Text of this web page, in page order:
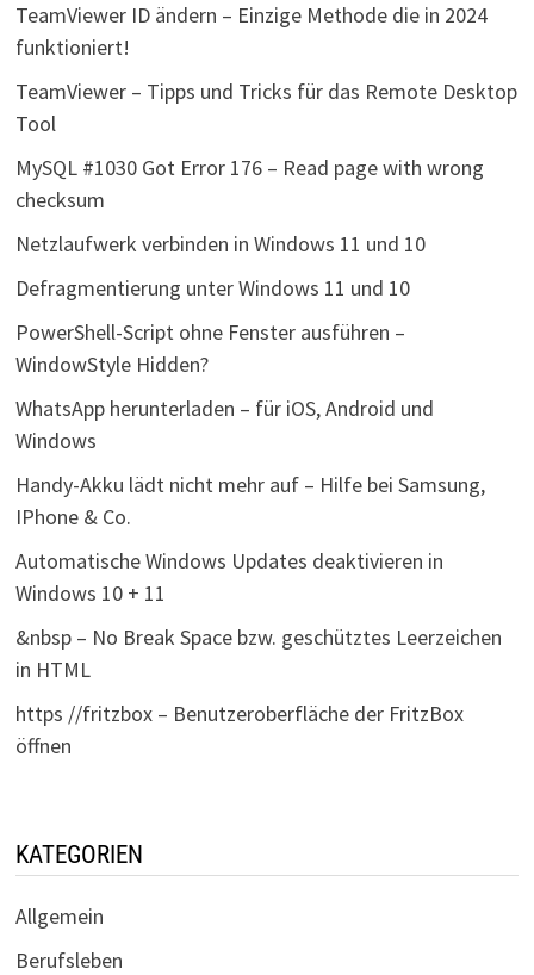
TeamViewer ID ändern – Einzige Methode die in 2024
funktioniert!
TeamViewer – Tipps und Tricks für das Remote Desktop
Tool
MySQL #1030 Got Error 176 – Read page with wrong
checksum
Netzlaufwerk verbinden in Windows 11 und 10
Defragmentierung unter Windows 11 und 10
PowerShell-Script ohne Fenster ausführen –
WindowStyle Hidden?
WhatsApp herunterladen – für iOS, Android und
Windows
Handy-Akku lädt nicht mehr auf – Hilfe bei Samsung,
IPhone & Co.
Automatische Windows Updates deaktivieren in
Windows 10 + 11
&nbsp – No Break Space bzw. geschütztes Leerzeichen
in HTML
https //fritzbox – Benutzeroberfläche der FritzBox
öffnen
KATEGORIEN
Allgemein
Berufsleben